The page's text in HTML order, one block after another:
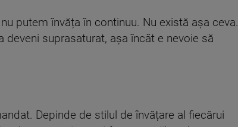
putem învăța în continuu. Nu există așa ceva.
suprasaturat, așa încât e nevoie să
Depinde de stilul de învățare al fiecărui